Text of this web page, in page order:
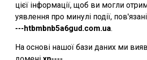
цієї інформації, щоб ви могли
уявлення про минулі події,
---htbmbnb5a6gud.com.ua.
На основі нашої бази даних ми